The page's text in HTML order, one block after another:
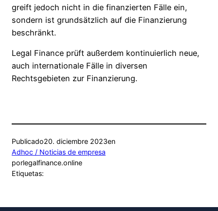
greift jedoch nicht in die finanzierten Fälle ein,
sondern ist grundsätzlich auf die Finanzierung
beschränkt.
Legal Finance prüft außerdem kontinuierlich neue,
auch internationale Fälle in diversen
Rechtsgebieten zur Finanzierung.
Publicado20. diciembre 2023en
Adhoc / Noticias de empresa
porlegalfinance.online
Etiquetas: